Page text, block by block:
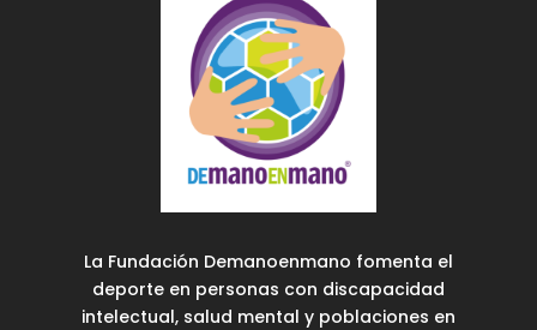
La Fundación Demanoenmano fomenta el
deporte en personas con discapacidad
intelectual, salud mental y poblaciones en